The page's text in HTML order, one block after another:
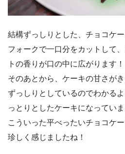
結構ずっしりとした、チョコケ
フォークで一口分をカットして
トの香りが口の中に広がります！
そのあとから、ケーキの甘さがき
ずっしりとしているのでわかる
っとりとしたケーキになっていま
こういった平べったいチョコケ
珍しく感じましたね！